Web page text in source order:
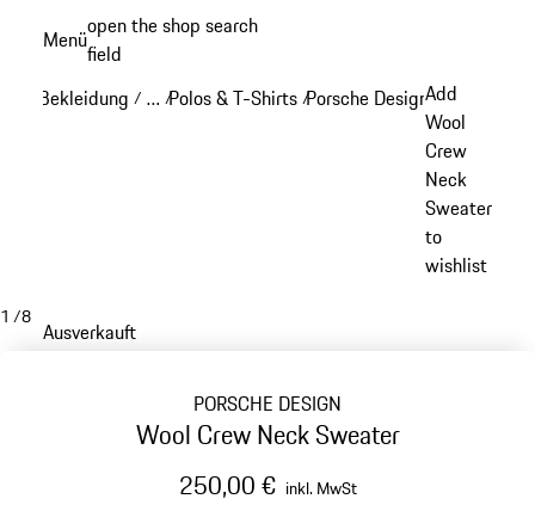
Hauptinhalt
Menüopen the shop search
field
Bekleidung / …
Reveal collapsed breadcrumb items
/Polos & T-Shirts /Porsche Design Polos &
Add
Wool
Crew
Neck
Sweater
to
wishlist
1 /8
Ausverkauft
PORSCHE DESIGN
Wool Crew Neck Sweater
250,00 € inkl. MwSt